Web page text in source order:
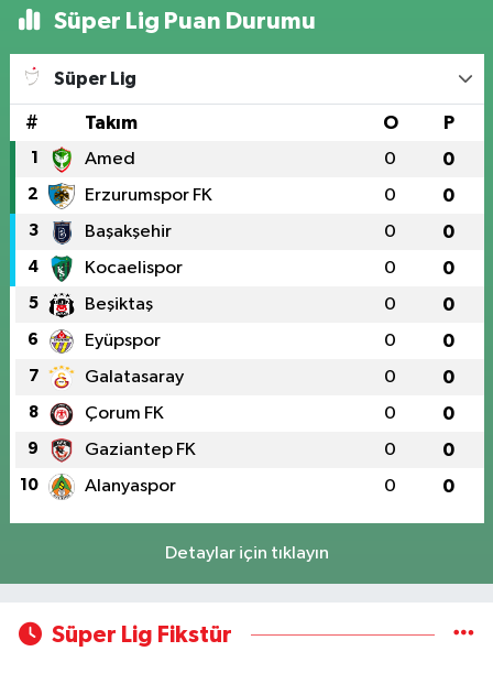
Süper Lig Puan Durumu
Süper Lig
# Takım O P
1 Amed 0 0
2 Erzurumspor FK 0 0
3 Başakşehir 0 0
4 Kocaelispor 0 0
5 Beşiktaş 0 0
6 Eyüpspor 0 0
7 Galatasaray 0 0
8 Çorum FK 0 0
9 Gaziantep FK 0 0
10 Alanyaspor 0 0
Detaylar için tıklayın
Süper Lig Fikstür